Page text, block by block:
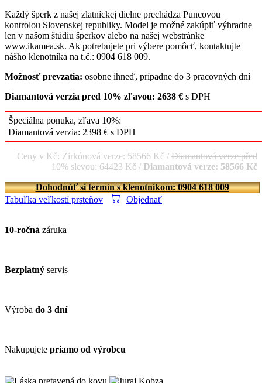
Každý šperk z našej zlatníckej dielne prechádza Puncovou
kontrolou Slovenskej republiky. Model je možné zakúpiť výhradne
len v našom štúdiu šperkov alebo na našej webstránke
www.ikamea.sk. Ak potrebujete pri výbere pomôcť, kontaktujte
nášho klenotníka na t.č.: 0904 618 009.
Možnosť prevzatia: osobne ihneď, prípadne do 3 pracovných dní
Diamantová verzia pred 10% zľavou: 2638 €s DPH
Špeciálna ponuka, zľava 10%:
Diamantová verzia: 2398 € s DPH
Ceny v Kč: Zirkónová verze: 58566 Kč / Diamantová verze před
10% slevou: 64423 Kč/ Diamantová verze: 58566 Kč
Dohodnúť si termín s klenotníkom: 0904 618 009
Tabuľka veľkostí prsteňov
Objednať
10-ročná záruka
Bezplatný servis
Výroba do 3 dní
Nakupujete priamo od výrobcu